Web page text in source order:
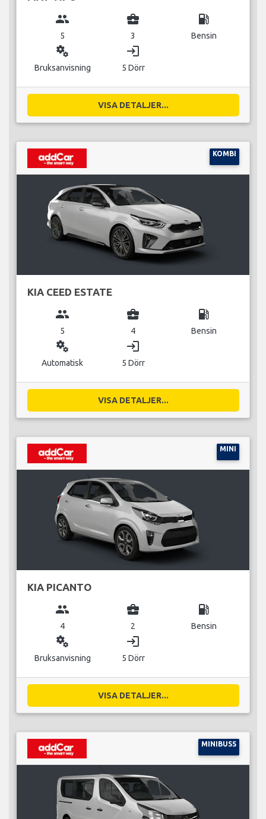
group
5
business_center
3
local_gas_station
Bensin
miscellaneous_services
Bruksanvisning
login
5 Dörr
VISA DETALJER...
KOMBI
KIA CEED ESTATE
group
5
business_center
4
local_gas_station
Bensin
miscellaneous_services
Automatisk
login
5 Dörr
VISA DETALJER...
MINI
KIA PICANTO
group
4
business_center
2
local_gas_station
Bensin
miscellaneous_services
Bruksanvisning
login
5 Dörr
VISA DETALJER...
MINIBUSS